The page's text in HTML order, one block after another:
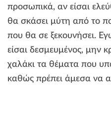
προσωπικά, αν είσαι
θα σκάσει μύτη από το
που θα σε ξεκουνήσει.
είσαι δεσμευμένος, μην
χαλάκι τα θέματα που
καθώς πρέπει άμεσα να